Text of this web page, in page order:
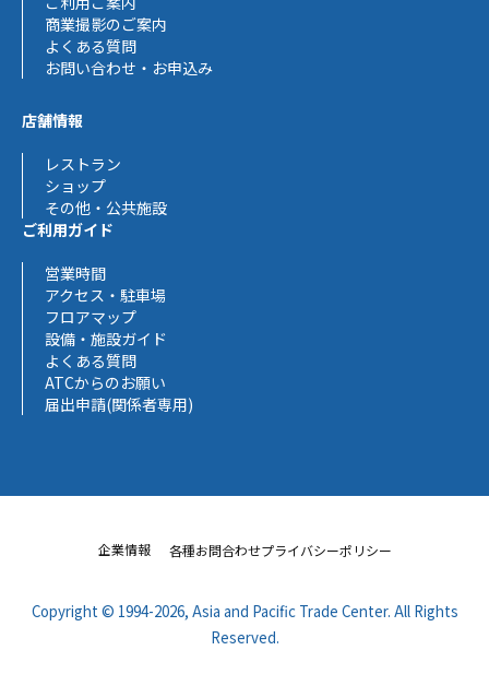
商業撮影のご案内
よくある質問
お問い合わせ・お申込み
店舗情報
レストラン
ショップ
その他・公共施設
ご利用ガイド
営業時間
アクセス・駐車場
フロアマップ
設備・施設ガイド
よくある質問
ATCからのお願い
届出申請(関係者専用)
Copyright © 1994-2026, Asia and Pacific Trade Center. All Rights
Reserved.
企業情報 各種お問合わせプライバシーポリシー